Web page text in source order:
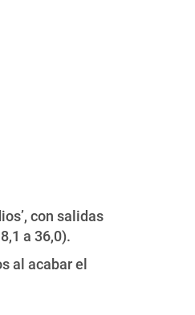
con salidas
a 36,0).
al acabar el